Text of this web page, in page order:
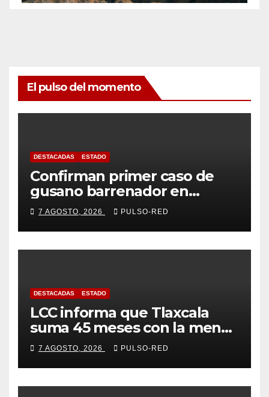
El pulso del momento
DESTACADAS ESTADO
Confirman primer caso de
gusano barrenador en
humano en Tlaxcala
7 AGOSTO, 2026 PULSO-RED
DESTACADAS ESTADO
LCC informa que Tlaxcala
suma 45 meses con la menor
tasa de delitos en el país
7 AGOSTO, 2026 PULSO-RED